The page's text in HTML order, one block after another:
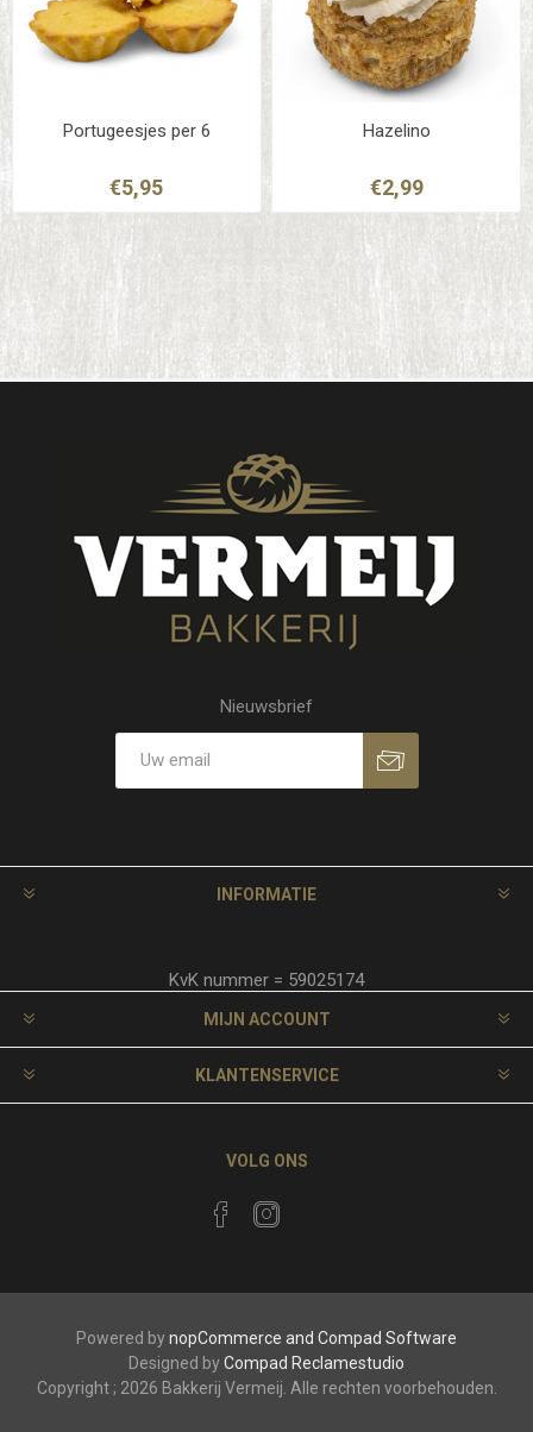
Portugeesjes per 6
€5,95
Hazelino
€2,99
Nieuwsbrief
INFORMATIE
KvK nummer = 59025174
MIJN ACCOUNT
KLANTENSERVICE
VOLG ONS
Powered bynopCommerce and Compad Software
Designed byCompad Reclamestudio
Copyright ; 2026 Bakkerij Vermeij. Alle rechten voorbehouden.